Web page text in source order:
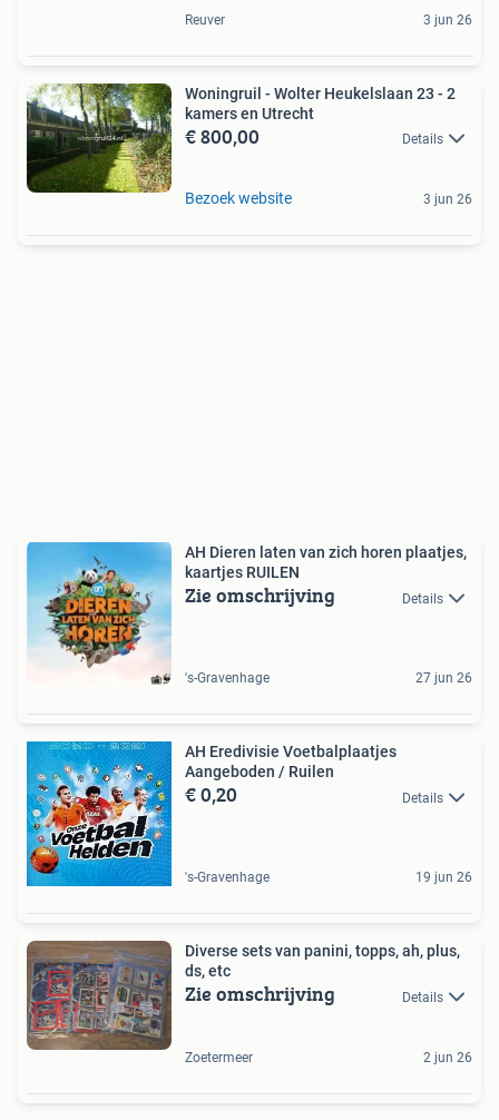
Reuver 3 jun 26
Woningruil - Wolter Heukelslaan 23 - 2
kamers en Utrecht
€ 800,00 Details
Bezoek website 3 jun 26
AH Dieren laten van zich horen plaatjes,
kaartjes RUILEN
Zie omschrijving Details
's-Gravenhage 27 jun 26
AH Eredivisie Voetbalplaatjes
Aangeboden / Ruilen
€ 0,20 Details
's-Gravenhage 19 jun 26
Diverse sets van panini, topps, ah, plus,
ds, etc
Zie omschrijving Details
Zoetermeer 2 jun 26